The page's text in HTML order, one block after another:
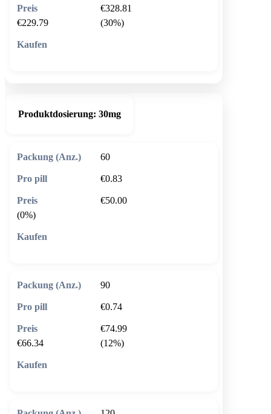
€328.81
€229.79
(30%)
Produktdosierung: 30mg
60
€0.83
€50.00
(0%)
90
€0.74
€74.99
€66.34
(12%)